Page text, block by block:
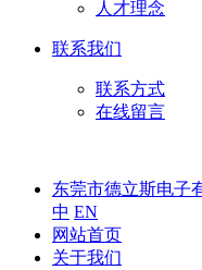
人才理念
联系我们
联系方式
在线留言
东莞市德立斯电子
中 EN
网站首页
关于我们